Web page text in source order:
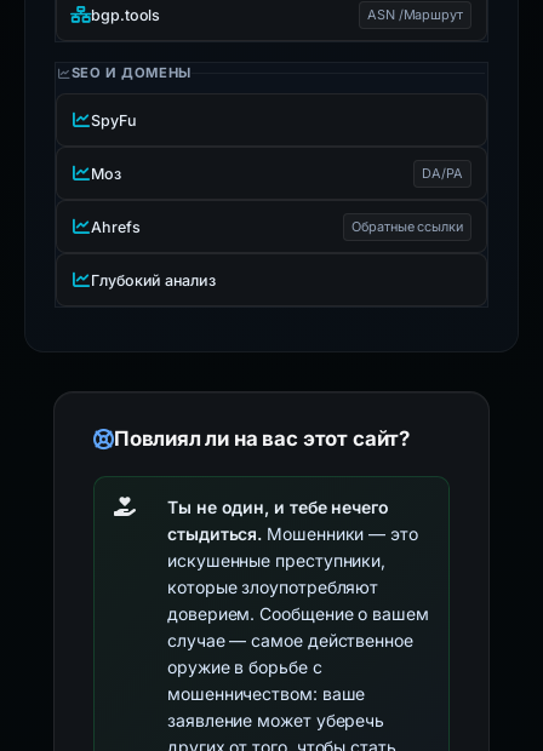
bgp.tools ASN /Маршрут
SEO И ДОМЕНЫ
SpyFu
Моз DA/PA
Ahrefs Обратные ссылки
Глубокий анализ
Повлиял ли на вас этот сайт?
Ты не один, и тебе нечего
стыдиться. Мошенники — это
искушенные преступники,
которые злоупотребляют
доверием. Сообщение о вашем
случае — самое действенное
оружие в борьбе с
мошенничеством: ваше
заявление может уберечь
других от того, чтобы стать